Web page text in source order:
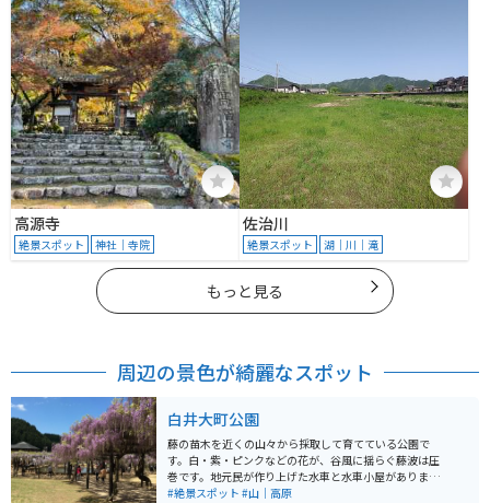
高源寺
絶景スポット 神社｜寺院
佐治川
絶景スポット 湖｜川｜滝
もっと見る
周辺の景色が綺麗なスポット
白井大町公園
藤の苗木を近くの山々から採取して育てている公園で
す。白・紫・ピンクなどの花が、谷風に揺らぐ藤波は圧
巻です。地元民が作り上げた水車と水車小屋がありま
す。 町から離れた山中にあるので、落ち着いた雰囲気が
#絶景スポット #山｜高原